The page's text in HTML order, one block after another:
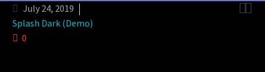

July 24, 2019
Splash Dark (Demo)
0